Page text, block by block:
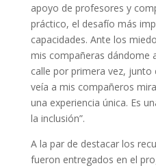
apoyo de profesores y
práctico, el desafío más
capacidades. Ante los
mis compañeras dándome
calle por primera vez,
veía a mis compañeros
una experiencia única. Es
la inclusión”.
A la par de destacar los
fueron entregados en el